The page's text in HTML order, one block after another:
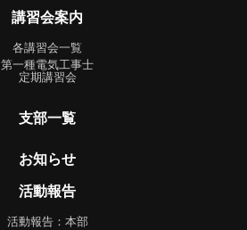
講習会案内
各講習会一覧
第一種電気工事士
定期講習会
支部一覧
お知らせ
活動報告
活動報告：本部